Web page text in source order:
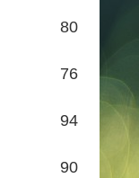
80
76
94
90